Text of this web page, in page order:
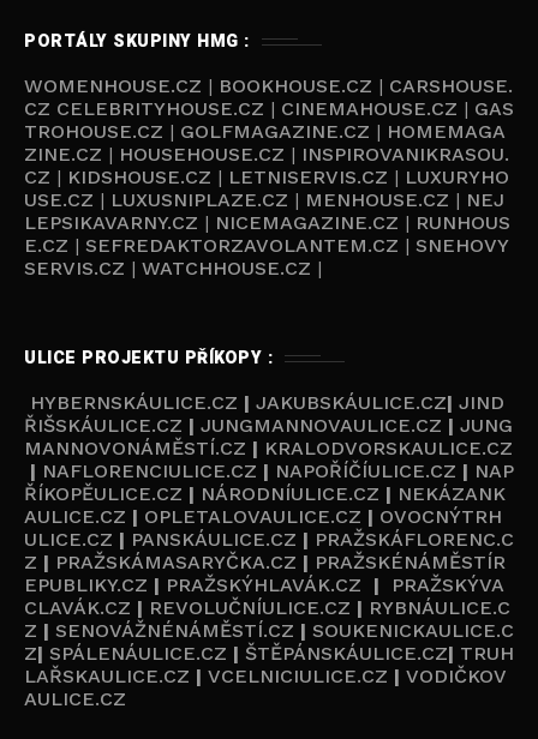
PORTÁLY SKUPINY HMG :
WOMENHOUSE.CZ | BOOKHOUSE.CZ | CARSHOUSE.
CZ CELEBRITYHOUSE.CZ | CINEMAHOUSE.CZ | GAS
TROHOUSE.CZ | GOLFMAGAZINE.CZ | HOMEMAGA
ZINE.CZ | HOUSEHOUSE.CZ | INSPIROVANIKRASOU.
CZ | KIDSHOUSE.CZ | LETNISERVIS.CZ | LUXURYHO
USE.CZ | LUXUSNIPLAZE.CZ | MENHOUSE.CZ | NEJ
LEPSIKAVARNY.CZ | NICEMAGAZINE.CZ | RUNHOUS
E.CZ | SEFREDAKTORZAVOLANTEM.CZ | SNEHOVY
SERVIS.CZ | WATCHHOUSE.CZ |
ULICE PROJEKTU PŘÍKOPY :
HYBERNSKÁULICE.CZ | JAKUBSKÁULICE.CZ| JIND
ŘIŠSKÁULICE.CZ | JUNGMANNOVAULICE.CZ | JUNG
MANNOVONÁMĚSTÍ.CZ | KRALODVORSKAULICE.CZ
| NAFLORENCIULICE.CZ | NAPOŘÍČÍULICE.CZ | NAP
ŘÍKOPĚULICE.CZ | NÁRODNÍULICE.CZ | NEKÁZANK
AULICE.CZ | OPLETALOVAULICE.CZ | OVOCNÝTRH
ULICE.CZ | PANSKÁULICE.CZ | PRAŽSKÁFLORENC.C
Z | PRAŽSKÁMASARYČKA.CZ | PRAŽSKÉNÁMĚSTÍR
EPUBLIKY.CZ | PRAŽSKÝHLAVÁK.CZ |
PRAŽSKÝVA
CLAVÁK.CZ | REVOLUČNÍULICE.CZ | RYBNÁULICE.C
Z | SENOVÁŽNÉNÁMĚSTÍ.CZ | SOUKENICKAULICE.C
Z| SPÁLENÁULICE.CZ | ŠTĚPÁNSKÁULICE.CZ| TRUH
LAŘSKAULICE.CZ | VCELNICIULICE.CZ | VODIČKOV
AULICE.CZ